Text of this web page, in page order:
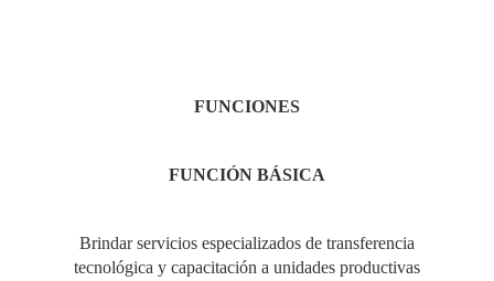
FUNCIONES
FUNCIÓN BÁSICA
Brindar servicios especializados de transferencia
tecnológica y capacitación a unidades productivas